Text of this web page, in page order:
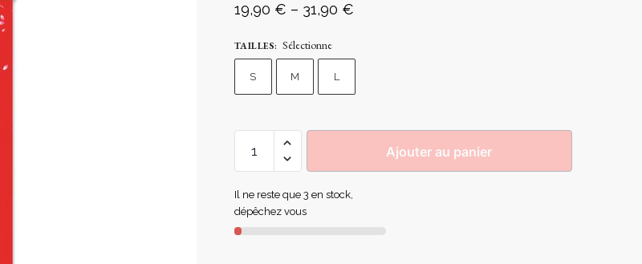
19,90 € – 31,90 €
TAILLES: Sélectionne
S M L
Ajouter au panier
Il ne reste que 3 en stock,
dépêchez vous